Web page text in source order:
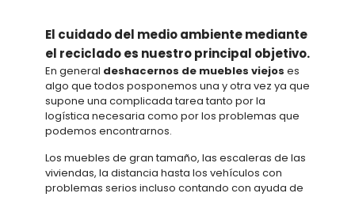
El cuidado del medio ambiente mediante
el reciclado es nuestro principal objetivo.
En general deshacernos de muebles viejos es
algo que todos posponemos una y otra vez ya que
supone una complicada tarea tanto por la
logística necesaria como por los problemas que
podemos encontrarnos.
Los muebles de gran tamaño, las escaleras de las
viviendas, la distancia hasta los vehículos con
problemas serios incluso contando con ayuda de